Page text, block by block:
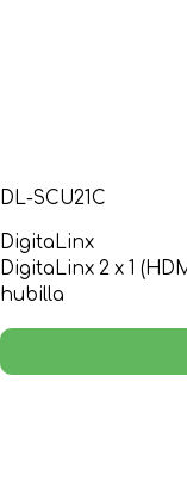
DL-SCU21C
DigitaLinx
DigitaLinx 2 x 1
hubilla